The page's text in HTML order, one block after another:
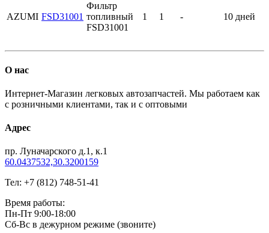
AZUMI FSD31001
Фильтр
топливный
FSD31001
1 1 - 10 дней
О нас
Интернет-Магазин легковых автозапчастей. Мы работаем как
с розничными клиентами, так и с оптовыми
Адрес
пр. Луначарского д.1, к.1
60.0437532,30.3200159
Тел: +7 (812) 748-51-41
Время работы:
Пн-Пт 9:00-18:00
Сб-Вс в дежурном режиме (звоните)